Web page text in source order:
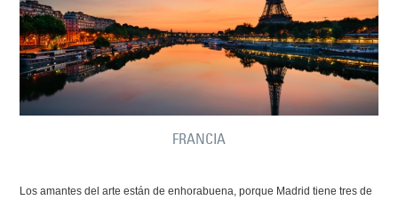
FRANCIA
Los amantes del arte están de enhorabuena, porque Madrid tiene tres de